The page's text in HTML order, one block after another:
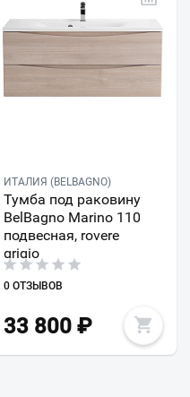
ИТАЛИЯ (BELBAGNO)
Тумба под раковину
BelBagno Marino 110
подвесная, rovere
grigio
0 ОТЗЫВОВ
33 800₽